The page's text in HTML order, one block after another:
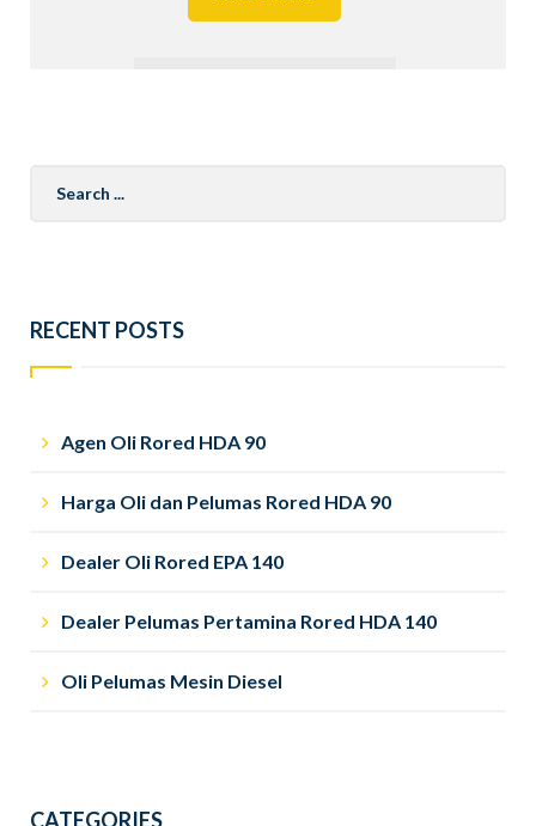
for:
RECENT POSTS
Agen Oli Rored HDA 90
Harga Oli dan Pelumas Rored HDA 90
Dealer Oli Rored EPA 140
Dealer Pelumas Pertamina Rored HDA 140
Oli Pelumas Mesin Diesel
CATEGORIES